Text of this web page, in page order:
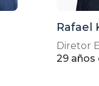
Rafael
Diretor
29 años